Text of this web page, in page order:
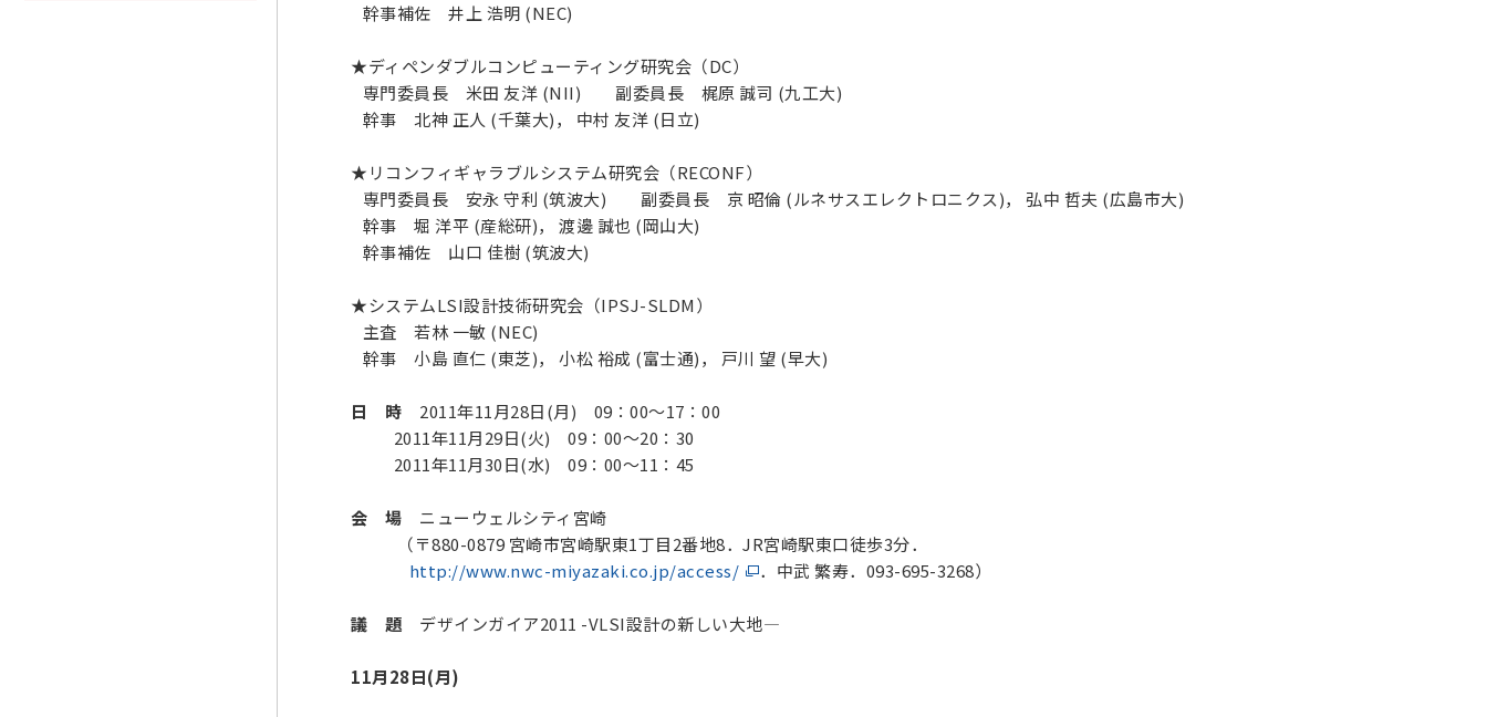
幹事補佐 井上 浩明 (NEC)
★ディペンダブルコンピューティング研究会（DC）
専門委員長 米田 友洋 (NII) 副委員長 梶原 誠司 (九工大)
幹事 北神 正人 (千葉大)， 中村 友洋 (日立)
★リコンフィギャラブルシステム研究会（RECONF）
専門委員長 安永 守利 (筑波大) 副委員長 京 昭倫 (ルネサスエレクトロニクス)， 弘中 哲夫 (広島市大)
幹事 堀 洋平 (産総研)， 渡邊 誠也 (岡山大)
幹事補佐 山口 佳樹 (筑波大)
★システムLSI設計技術研究会（IPSJ-SLDM）
主査 若林 一敏 (NEC)
幹事 小島 直仁 (東芝)， 小松 裕成 (富士通)， 戸川 望 (早大)
日 時 2011年11月28日(月) 09：00～17：00
2011年11月29日(火) 09：00～20：30
2011年11月30日(水) 09：00～11：45
会 場 ニューウェルシティ宮崎
（〒880-0879 宮崎市宮崎駅東1丁目2番地8．JR宮崎駅東口徒歩3分．
http://www.nwc-miyazaki.co.jp/access/
．中武 繁寿．093-695-3268）
議 題 デザインガイア2011 -VLSI設計の新しい大地—
11月28日(月)